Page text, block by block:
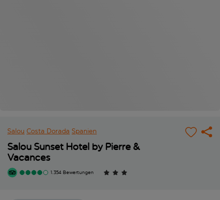
Salou Costa Dorada Spanien
Salou Sunset Hotel by Pierre &
Vacances
1.354 Bewertungen